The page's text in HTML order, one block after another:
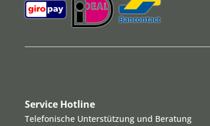
Service Hotline
Telefonische Unterstützung und Beratung